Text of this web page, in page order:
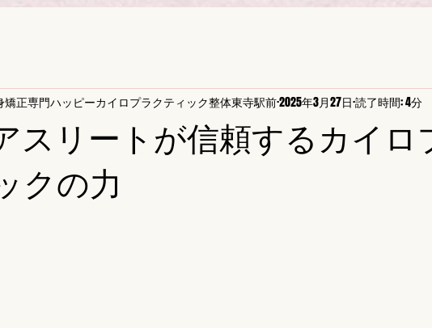
スリートが信頼するカイロ
クの力
矯正専門ハッピーカイロプラクティック整体東寺駅前2025年3月27日 読了時間: 4分
ちNaNと評価されています。